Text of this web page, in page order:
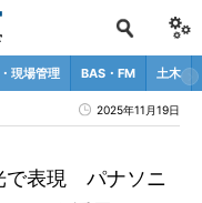
現場管理 BAS・FM 土木
2025年11月19日
で表現 パナソニ